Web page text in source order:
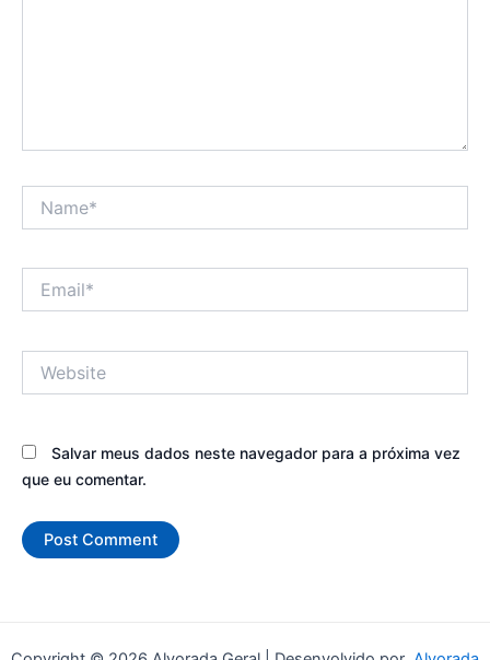
Salvar meus dados neste navegador para a próxima vez
que eu comentar.